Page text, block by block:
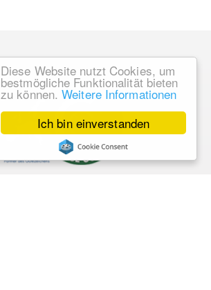
Ich bin einverstanden
Diese Website nutzt Cookies, um
bestmögliche Funktionalität bieten
zu können.Weitere Informationen